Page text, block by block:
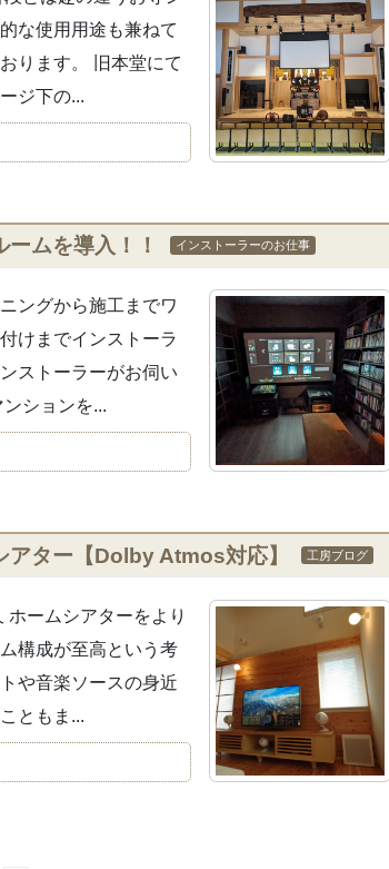
な使用用途も兼ねて
ります。 旧本堂にて
ジ下の...
ムを導入！！ インストーラーのお仕事
ングから施工までワ
けまでインストーラ
ストーラーがお伺い
ションを...
アター【Dolby Atmos対応】 工房ブログ
ームシアターをより
構成が至高という考
や音楽ソースの身近
ともま...